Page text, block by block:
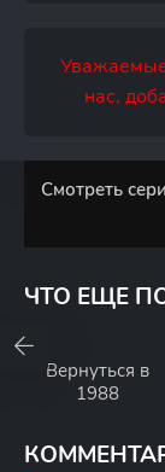
Уважаемые
нас,
Смотреть
ЧТО ЕЩЕ
Вернуться в
1988